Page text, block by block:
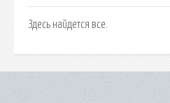
Здесь найдется все.